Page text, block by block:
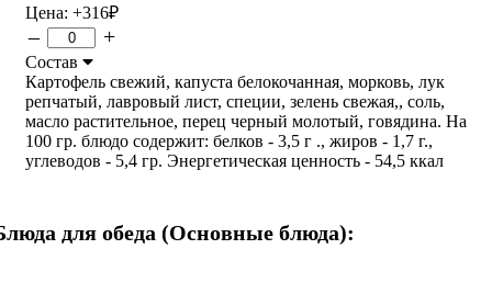
Цена: +316₽
– +
Состав
Картофель свежий, капуста белокочанная, морковь, лук
репчатый, лавровый лист, специи, зелень свежая,, соль,
масло растительное, перец черный молотый, говядина. На
100 гр. блюдо содержит: белков - 3,5 г ., жиров - 1,7 г.,
углеводов - 5,4 гр. Энергетическая ценность - 54,5 ккал
для обеда (Основные блюда):